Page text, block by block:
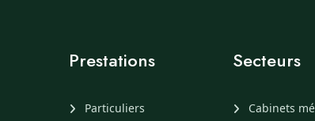
Prestations
Particuliers
Secteurs
Cabinets